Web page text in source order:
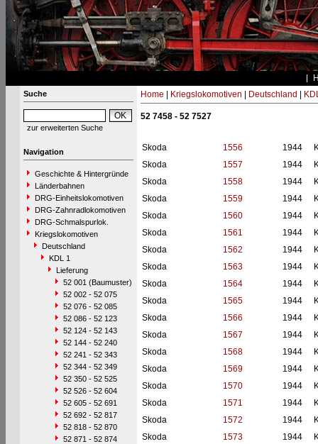
Suche
zur erweiterten Suche
Navigation
Geschichte & Hintergründe
Länderbahnen
DRG-Einheitslokomotiven
DRG-Zahnradlokomotiven
DRG-Schmalspurlok.
Kriegslokomotiven
Deutschland
KDL 1
Lieferung
52 001 (Baumuster)
52 002 - 52 075
52 076 - 52 085
52 086 - 52 123
52 124 - 52 143
52 144 - 52 240
52 241 - 52 343
52 344 - 52 349
52 350 - 52 525
52 526 - 52 604
52 605 - 52 691
52 692 - 52 817
52 818 - 52 870
52 871 - 52 874
Home Kriegslokomotiven Deutschland
52 7458 - 52 7527
Skoda 1556 1944
Skoda
1557 1944
Skoda
1558 1944
Skoda
1559 1944
Skoda
1560 1944
Skoda
1561 1944
Skoda
1562 1944
Skoda
1563 1944
Skoda
1564 1944
Skoda
1565 1944
Skoda
1566 1944
Skoda
1567 1944
Skoda
1568 1944
Skoda
1569 1944
Skoda
1570 1944
Skoda
1571 1944
Skoda
1572 1944
Skoda
1573 1944